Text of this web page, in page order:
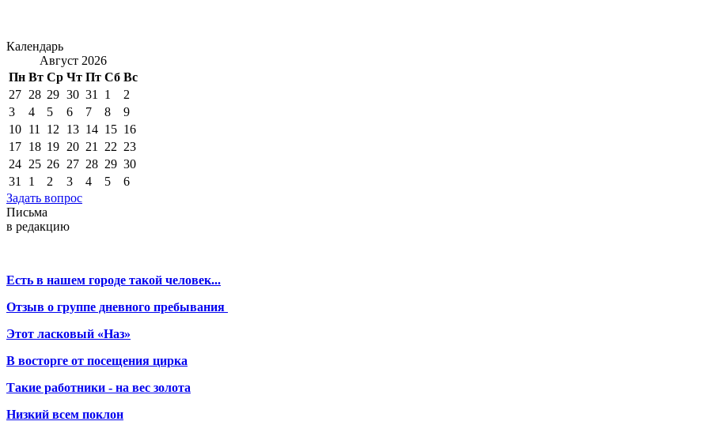
Календарь
Август 2026
Пн Вт Ср Чт Пт Сб Вс
27 28 29 30 31 1
2
3
4 5 6 7 8
9
10 11 12 13 14 15 16
17 18 19 20 21 22 23
24 25 26 27 28 29 30
31
1 2 3 4 5
6
Задать вопрос
Письма
в редакцию
Есть в нашем городе такой человек...
Отзыв о группе дневного пребывания
Этот ласковый «Наз»
В восторге от посещения цирка
Такие работники - на вес золота
Низкий всем поклон